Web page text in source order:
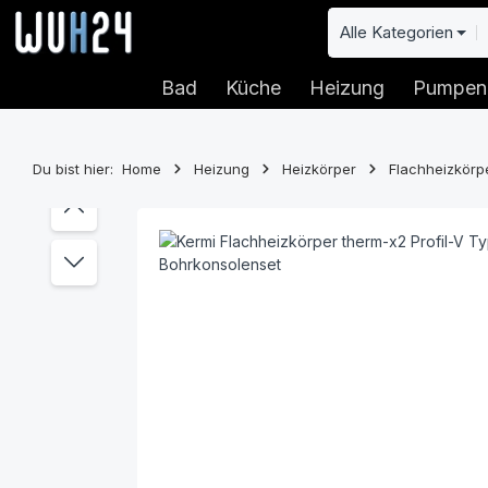
Hauptinhalt springen
Zur Suche springen
Zur Hauptnavigation springen Alle Kategorien
Bad Küche Heizung Pumpen
Du bist hier: Home Heizung Heizkörper
Bildergalerie überspringen